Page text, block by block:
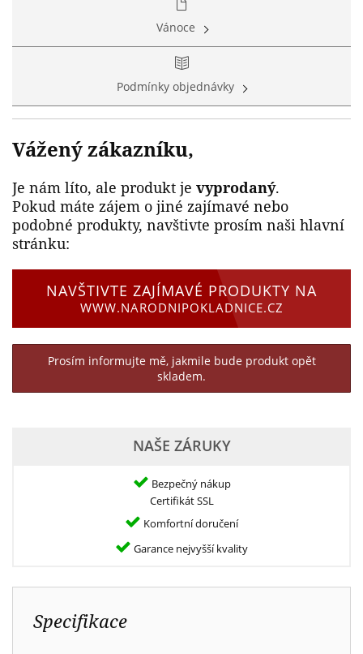
Vánoce
Podmínky objednávky
Vážený zákazníku,
Je nám líto, ale produkt je vyprodaný.
Pokud máte zájem o jiné zajímavé nebo
podobné produkty, navštivte prosím naši hlavní
stránku:
NAVŠTIVTE ZAJÍMAVÉ PRODUKTY NA
WWW.NARODNIPOKLADNICE.CZ
Prosím informujte mě, jakmile bude produkt opět
skladem.
NAŠE ZÁRUKY
Bezpečný nákup
Certifikát SSL
Komfortní doručení
Garance nejvyšší kvality
Specifikace